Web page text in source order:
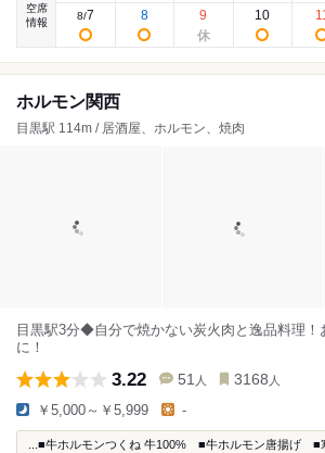
空席
情報
8/7 8 9 10
ホルモン関西
目黒駅 114m / 居酒屋、ホルモン、焼肉
目黒駅3分◆自分で焼かない炭火肉と逸品料理！
に！
3.22 51 人 3168 人
￥5,000～￥5,999 -
...■牛ホルモンつくね 牛100% ■牛ホルモン唐揚げ ■